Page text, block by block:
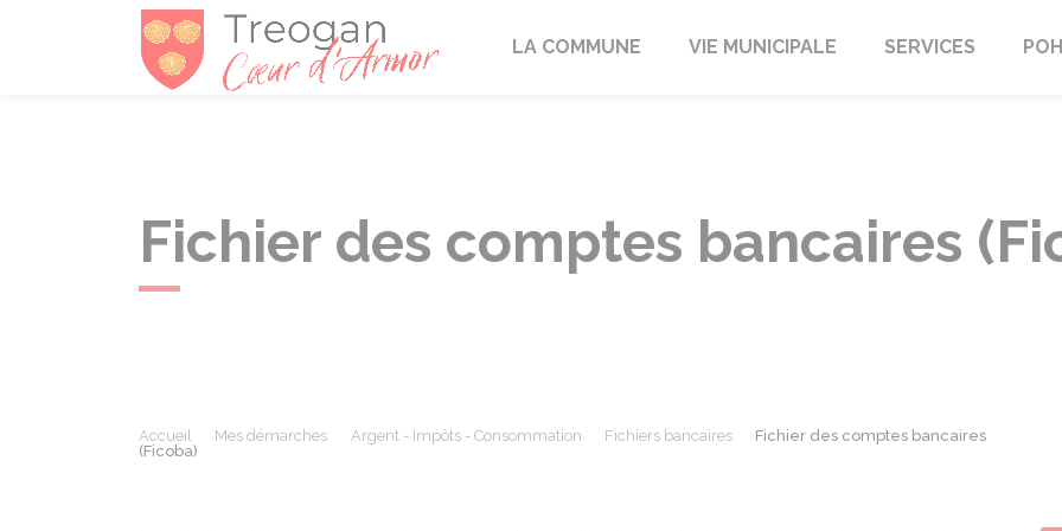
TréoganLA COMMUNE VIE MUNICIPALE SERVICES
Fichier des comptes bancaires
Accueil Mes démarches Argent - Impôts - Consommation Fichiers bancaires
Fichier des comptes bancaires
(Ficoba)